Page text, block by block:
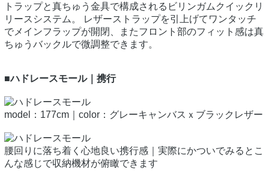
トラップと真ちゅう金具で構成されるビリンガムクイックリ
リースシステム。 レザーストラップを引上げてワンタッチ
でメインフラップが開閉、またフロント部のフィット感は真
ちゅうバックルで微調整できます。
■ハドレースモール｜携行
model：177cm｜color：グレーキャンバスｘブラックレザー
腰回りに落ち着く心地良い携行感｜実際にかついでみるとこ
んな感じで収納機材が俯瞰できます